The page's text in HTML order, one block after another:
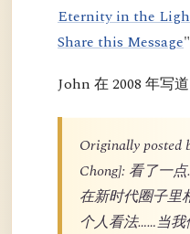
Eternity in the
Share this Message"
John 在 2008 年写道
Originally posted
Chong]: 看了一
在新时代圈子里
个人看法……当